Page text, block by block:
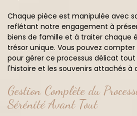
Chaque pièce est manipulée avec
reflétant notre engagement à
biens de famille et à traiter chaque
trésor unique. Vous pouvez
pour gérer ce processus délicat
l'histoire et les souvenirs attachés à
Gestion Complète du
Sérénité Avant Tout